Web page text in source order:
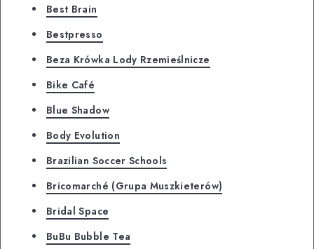
Best Brain
Bestpresso
Beza Krówka Lody Rzemieślnicze
Bike Café
Blue Shadow
Body Evolution
Brazilian Soccer Schools
Bricomarché (Grupa Muszkieterów)
Bridal Space
BuBu Bubble Tea